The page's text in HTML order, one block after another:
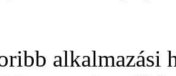
alkalmazási